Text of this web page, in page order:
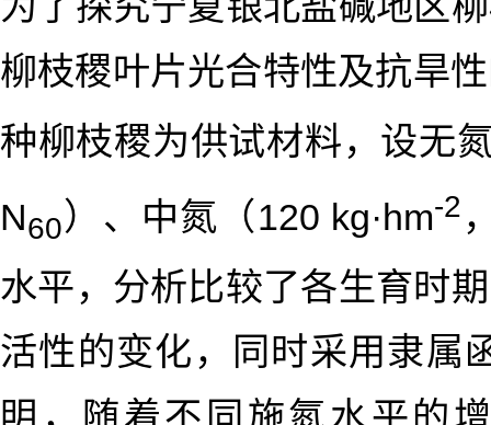
柳枝稷叶片光合特性及抗旱
种柳枝稷为供试材料，设无
N60）、中氮（120 kg·hm-2
水平，分析比较了各生育时
活性的变化，同时采用隶属
明，随着不同施氮水平的